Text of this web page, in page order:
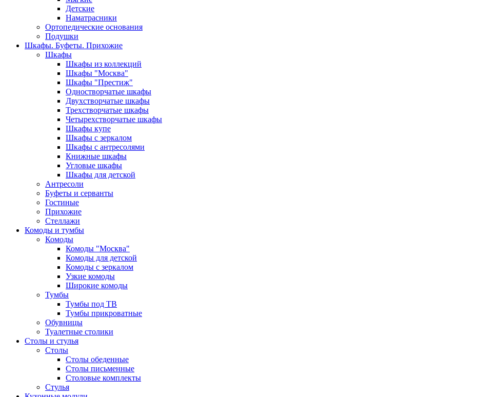
Детские
Наматрасники
Ортопедические основания
Подушки
Шкафы. Буфеты. Прихожие
Шкафы
Шкафы из коллекций
Шкафы "Москва"
Шкафы "Престиж"
Одностворчатые шкафы
Двухстворчатые шкафы
Трехстворчатые шкафы
Четырехстворчатые шкафы
Шкафы купе
Шкафы с зеркалом
Шкафы с антресолями
Книжные шкафы
Угловые шкафы
Шкафы для детской
Антресоли
Буфеты и серванты
Гостиные
Прихожие
Стеллажи
Комоды и тумбы
Комоды
Комоды "Москва"
Комоды для детской
Комоды с зеркалом
Узкие комоды
Широкие комоды
Тумбы
Тумбы под ТВ
Тумбы прикроватные
Обувницы
Туалетные столики
Столы и стулья
Столы
Столы обеденные
Столы письменные
Столовые комплекты
Стулья